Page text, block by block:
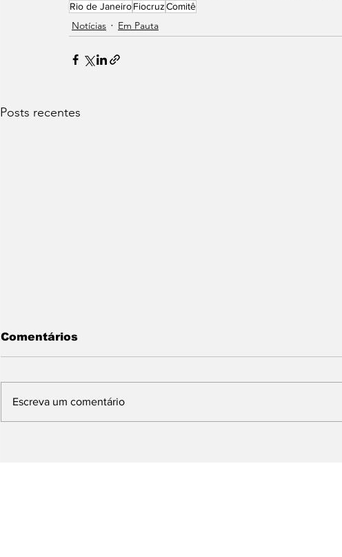
Rio de JaneiroFiocruzComitê
Notícias Em Pauta
Posts recentes
Comentários
Escreva um comentário